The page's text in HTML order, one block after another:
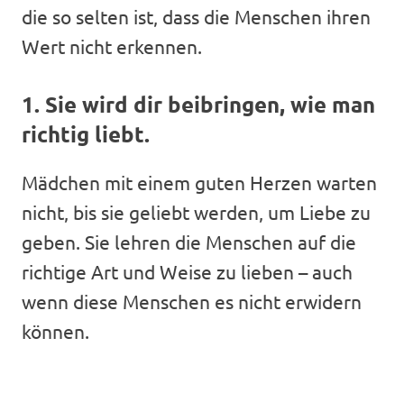
die so selten ist, dass die Menschen ihren
Wert nicht erkennen.
1. Sie wird dir beibringen, wie man
richtig liebt.
Mädchen mit einem guten Herzen warten
nicht, bis sie geliebt werden, um Liebe zu
geben. Sie lehren die Menschen auf die
richtige Art und Weise zu lieben – auch
wenn diese Menschen es nicht erwidern
können.